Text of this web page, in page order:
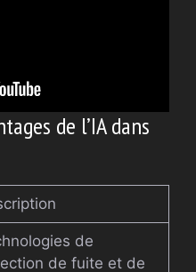
de l’IA dans
de
de fuite et de